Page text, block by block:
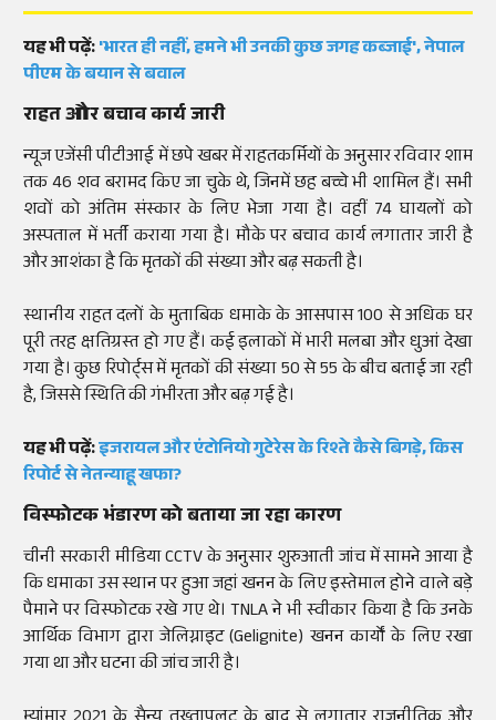
यह भी पढ़ें:'भारत ही नहीं, हमने भी उनकी कुछ जगह कब्जाई', नेपाल
पीएम के बयान से बवाल
राहत और बचाव कार्य जारी
न्यूज एजेंसी पीटीआई में छपे खबर में राहतकर्मियों के अनुसार रविवार शाम
तक 46 शव बरामद किए जा चुके थे, जिनमें छह बच्चे भी शामिल हैं। सभी
शवों को अंतिम संस्कार के लिए भेजा गया है। वहीं 74 घायलों को
अस्पताल में भर्ती कराया गया है। मौके पर बचाव कार्य लगातार जारी है
और आशंका है कि मृतकों की संख्या और बढ़ सकती है।
स्थानीय राहत दलों के मुताबिक धमाके के आसपास 100 से अधिक घर
पूरी तरह क्षतिग्रस्त हो गए हैं। कई इलाकों में भारी मलबा और धुआं देखा
गया है। कुछ रिपोर्ट्स में मृतकों की संख्या 50 से 55 के बीच बताई जा रही
है, जिससे स्थिति की गंभीरता और बढ़ गई है।
यह भी पढ़ें:इजरायल और एंटोनियो गुटेरेस के रिश्ते कैसे बिगड़े, किस
रिपोर्ट से नेतन्याहू खफा?
विस्फोटक भंडारण को बताया जा रहा कारण
चीनी सरकारी मीडिया CCTV के अनुसार शुरुआती जांच में सामने आया है
कि धमाका उस स्थान पर हुआ जहां खनन के लिए इस्तेमाल होने वाले बड़े
पैमाने पर विस्फोटक रखे गए थे। TNLA ने भी स्वीकार किया है कि उनके
आर्थिक विभाग द्वारा जेलिग्नाइट (Gelignite) खनन कार्यों के लिए रखा
गया था और घटना की जांच जारी है।